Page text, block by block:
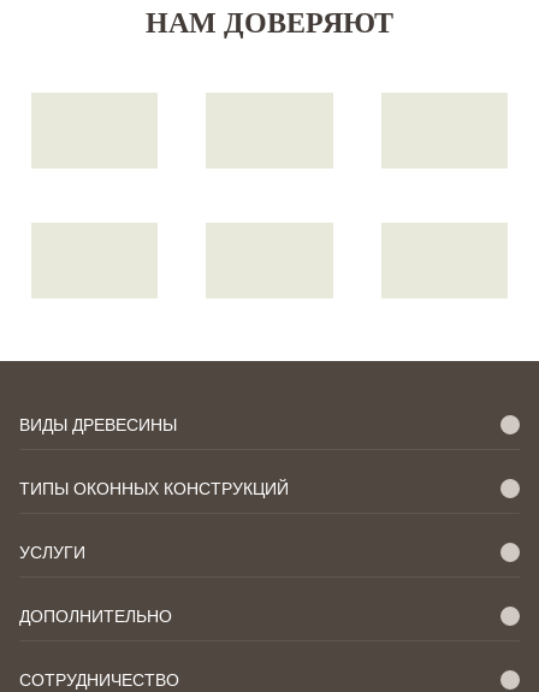
НАМ ДОВЕРЯЮТ
ВИДЫ ДРЕВЕСИНЫ
ТИПЫ ОКОННЫХ КОНСТРУКЦИЙ
УСЛУГИ
ДОПОЛНИТЕЛЬНО
СОТРУДНИЧЕСТВО